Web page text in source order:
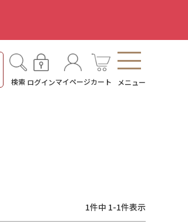
検索 ログインマイページカート メニュー
1件中 1-1件表示